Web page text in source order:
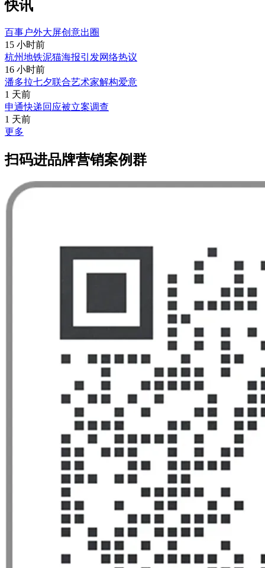
快讯
百事户外大屏创意出圈
15 小时前
杭州地铁泥猫海报引发网络热议
16 小时前
潘多拉七夕联合艺术家解构爱意
1 天前
申通快递回应被立案调查
1 天前
更多
扫码进品牌营销案例群